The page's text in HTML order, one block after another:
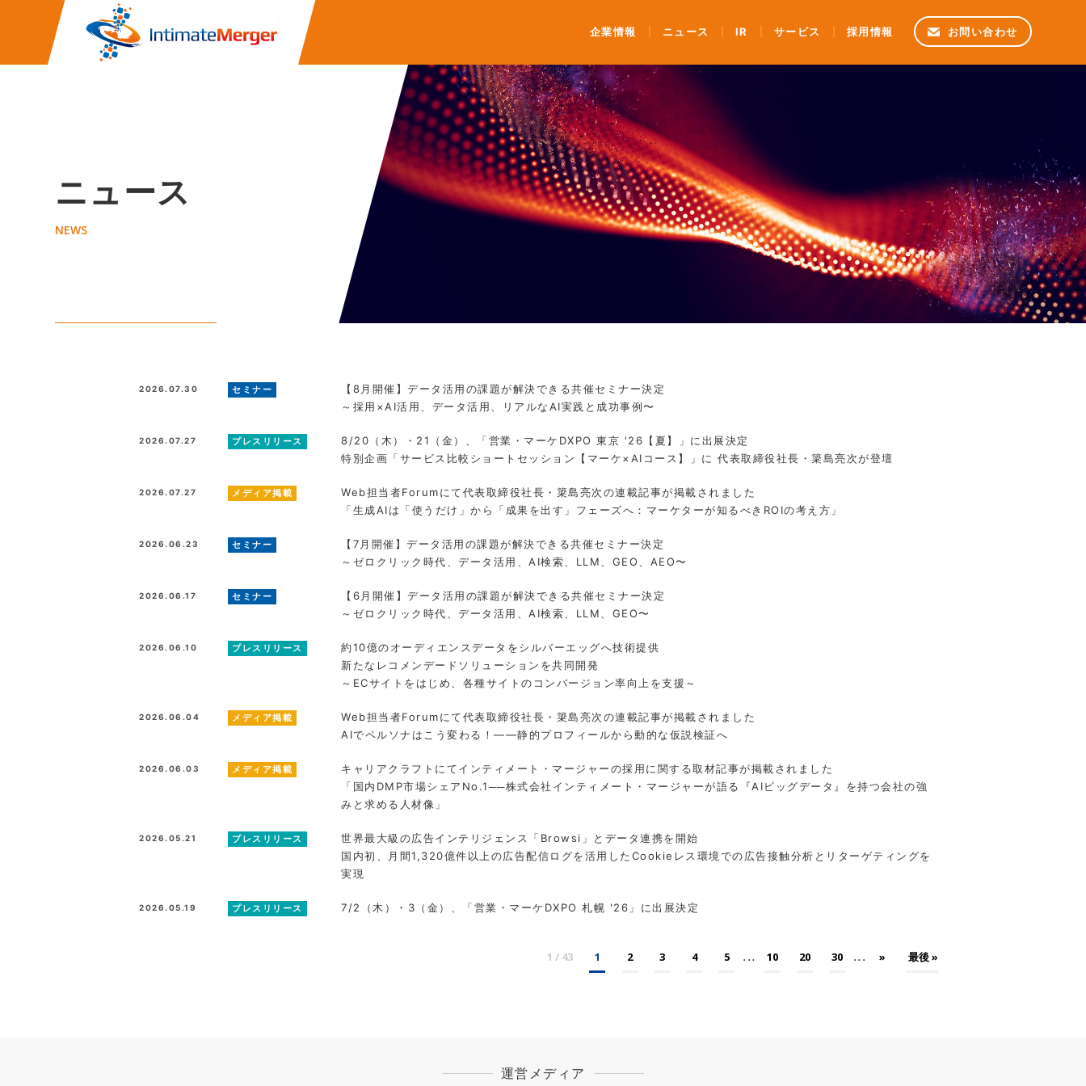
株式会社インティメート・マージャー
企業情報 ニュース IR サービス 採用情報 お問い合わせ
ニュース
NEWS
2026.07.30 セミナー
【8月開催】データ活用の課題が解決できる共催セミナー決定
～採用×AI活用、データ活用、リアルなAI実践と成功事例〜
2026.07.27 プレスリリース
8/20（木）・21（金）、「営業・マーケDXPO 東京 '26【夏】」に出展決定
特別企画「サービス比較ショートセッション【マーケ×AIコース】」に 代表取締役社長・簗島亮次が登壇
2026.07.27 メディア掲載
Web担当者Forumにて代表取締役社長・簗島亮次の連載記事が掲載されました
「生成AIは「使うだけ」から「成果を出す」フェーズへ：マーケターが知るべきROIの考え方」
2026.06.23 セミナー
【7月開催】データ活用の課題が解決できる共催セミナー決定
～ゼロクリック時代、データ活用、AI検索、LLM、GEO、AEO〜
2026.06.17 セミナー
【6月開催】データ活用の課題が解決できる共催セミナー決定
～ゼロクリック時代、データ活用、AI検索、LLM、GEO〜
2026.06.10 プレスリリース
約10億のオーディエンスデータをシルバーエッグへ技術提供
新たなレコメンデードソリューションを共同開発
～ECサイトをはじめ、各種サイトのコンバージョン率向上を支援～
2026.06.04 メディア掲載
Web担当者Forumにて代表取締役社長・簗島亮次の連載記事が掲載されました
AIでペルソナはこう変わる！――静的プロフィールから動的な仮説検証へ
2026.06.03 メディア掲載
キャリアクラフトにてインティメート・マージャーの採用に関する取材記事が掲載されました
「国内DMP市場シェアNo.1──株式会社インティメート・マージャーが語る『AIビッグデータ』を持つ会社の強
みと求める人材像」
2026.05.21 プレスリリース
世界最大級の広告インテリジェンス「Browsi」とデータ連携を開始
国内初、月間1,320億件以上の広告配信ログを活用したCookieレス環境での広告接触分析とリターゲティングを
実現
2026.05.19 プレスリリース 7/2（木）・3（金）、「営業・マーケDXPO 札幌 '26」に出展決定
1 / 43 1 2 3 4 5 ... 10 20 30 ... » 最後 »
運営メディア